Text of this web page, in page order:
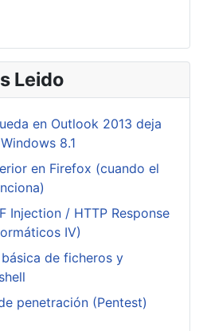
Leido
en Outlook 2013 deja
8.1
en Firefox (cuando el
Injection / HTTP Response
IV)
de ficheros y
penetración (Pentest)